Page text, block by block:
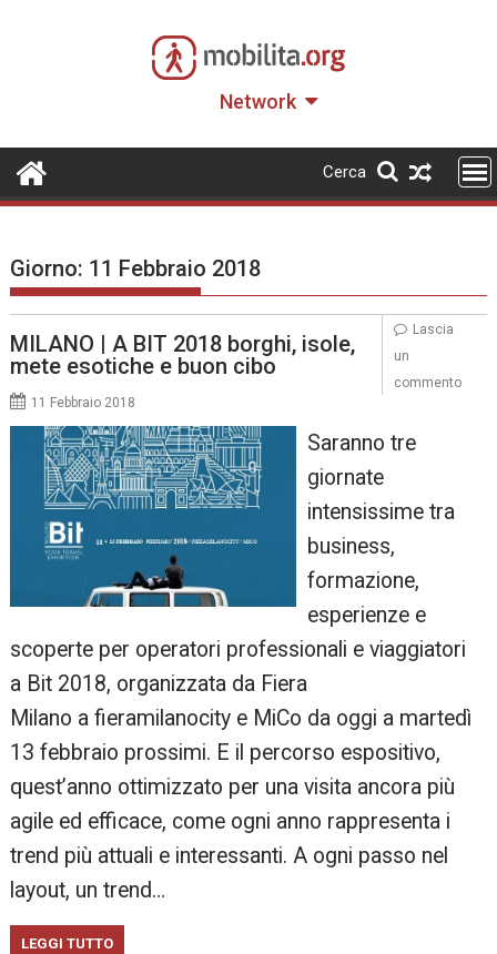
Network
Cerca
Giorno: 11 Febbraio 2018
MILANO | A BIT 2018 borghi, isole,
mete esotiche e buon cibo
11 Febbraio 2018
Saranno tre
giornate
intensissime tra
business,
formazione,
esperienze e
scoperte per operatori professionali e viaggiatori
a Bit 2018, organizzata da Fiera
Milano a fieramilanocity e MiCo da oggi a martedì
13 febbraio prossimi. E il percorso espositivo,
quest’anno ottimizzato per una visita ancora più
agile ed efficace, come ogni anno rappresenta i
trend più attuali e interessanti. A ogni passo nel
layout, un trend…
LEGGI TUTTO
Lascia
un
commento